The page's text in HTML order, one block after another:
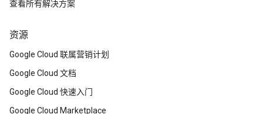
查看所有解决方案
资源
Google Cloud 联属营销计划
Google Cloud 文档
Google Cloud 快速入门
Google Cloud Marketplace